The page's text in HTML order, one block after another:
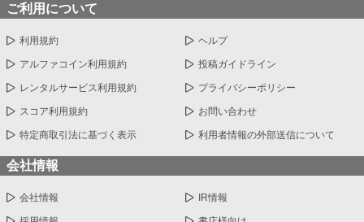
ご利用について
利用規約 ヘルプ
アルファコイン利用規約 投稿ガイドライン
レンタルサービス利用規約 プライバシーポリシー
スコア利用規約 お問い合わせ
特定商取引法に基づく表示 利用者情報の外部送信について
会社情報
会社情報 IR情報